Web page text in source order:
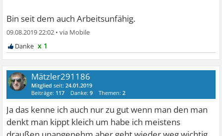
Bin seit dem auch Arbeitsunfähig.
09.08.2019 22:02 •
x 1
Mätzler291186
Mitglied seit:24.01.2019
Beiträge: 117 Danke:9 Themen:2
Ja das kenne ich auch nur zu gut wenn man den man
denkt man kippt kleich um habe ich meistens